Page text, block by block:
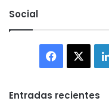
Social
Facebook
Entradas recientes